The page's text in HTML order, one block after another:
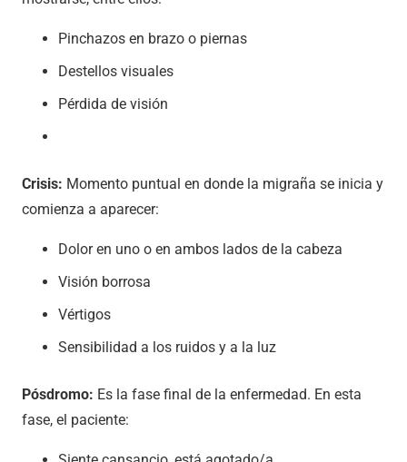
Pinchazos en brazo o piernas
Destellos visuales
Pérdida de visión
Crisis: Momento puntual en donde la migraña se inicia y
comienza a aparecer:
Dolor en uno o en ambos lados de la cabeza
Visión borrosa
Vértigos
Sensibilidad a los ruidos y a la luz
Pósdromo: Es la fase final de la enfermedad. En esta
fase, el paciente: